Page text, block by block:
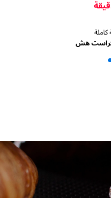
كاملة
بكراست هش